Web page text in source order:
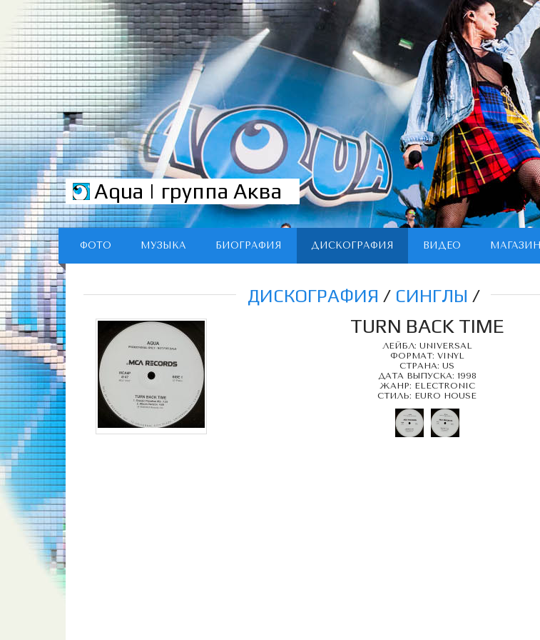
Aqua | группа Аква
ФОТО МУЗЫКА БИОГРАФИЯ ДИСКОГРАФИЯ ВИДЕО МАГАЗИН
ДИСКОГРАФИЯ / СИНГЛЫ /
TURN BACK TIME
ЛЕЙБЛ: UNIVERSAL
ФОРМАТ: VINYL
СТРАНА: US
ДАТА ВЫПУСКА: 1998
ЖАНР: ELECTRONIC
СТИЛЬ: EURO HOUSE